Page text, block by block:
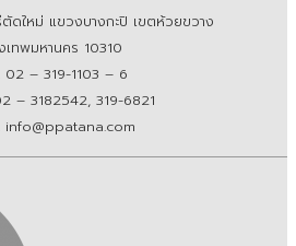
ดใหม่ แขวงบางกะปิ เขตห้วยขวาง
เทพมหานคร 10310
02 – 319-1103 – 6
– 3182542, 319-6821
info@ppatana.com